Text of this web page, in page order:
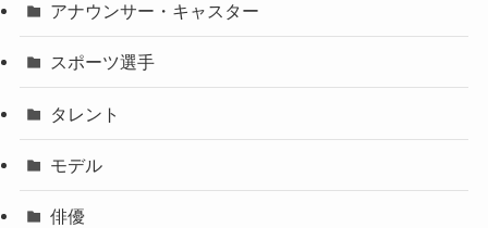
アナウンサー・キャスター
スポーツ選手
タレント
モデル
俳優